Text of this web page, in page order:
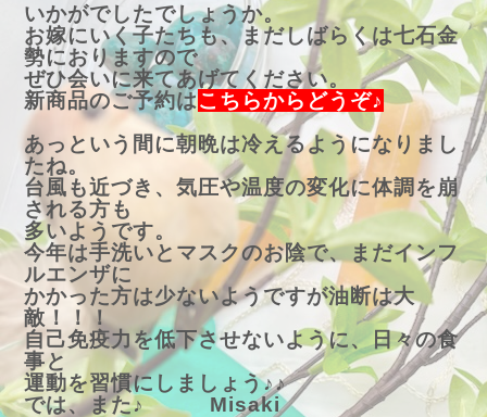
いかがでしたでしょうか。
お嫁にいく子たちも、まだしばらくは七石金
勢におりますので
ぜひ会いに来てあげてください。
新商品のご予約はこちらからどうぞ♪
あっという間に朝晩は冷えるようになりまし
たね。
台風も近づき、気圧や温度の変化に体調を崩
される方も
多いようです。
今年は手洗いとマスクのお陰で、まだインフ
ルエンザに
かかった方は少ないようですが油断は大
敵！！！
自己免疫力を低下させないように、日々の食
事と
運動を習慣にしましょう♪♪
では、また♪ Misaki